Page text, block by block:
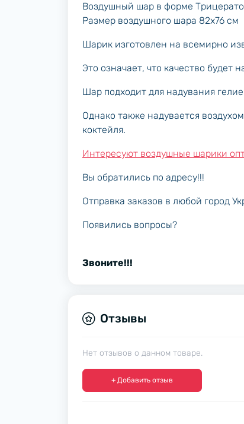
Воздушный шар в форме
Размер воздушного шара 82х76 см
Шарик изготовлен на всемирно
Это означает, что качество будет
Шар подходит для надувания
Однако также надувается
коктейля.
Интересуют воздушные шарики
Вы обратились по адресу!!!
Отправка заказов в любой город
Появились вопросы?
Звоните!!!
Отзывы
Нет отзывов о данном товаре.
+ Добавить отзыв